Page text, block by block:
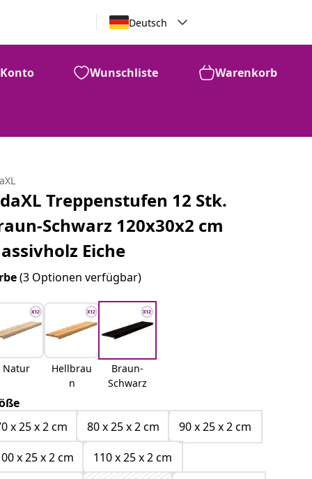
Deutsch
Konto Wunschliste Warenkorb
Treppenstufen 12 Stk.
Schwarz 120x30x2 cm
Eiche
(3 Optionen verfügbar)
Natur
Hellbrau
n
Braun-
Schwarz
x 25 x 2 cm
80 x 25 x 2 cm
90 x 25 x 2 cm
x 25 x 2 cm
110 x 25 x 2 cm